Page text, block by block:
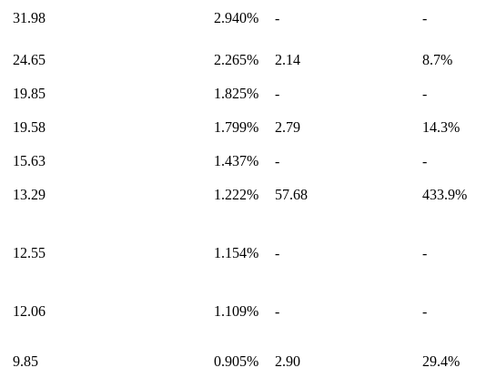
31.98 2.940% - -
24.65 2.265% 2.14 8.7%
19.85 1.825% - -
19.58 1.799% 2.79 14.3%
15.63 1.437% - -
13.29 1.222% 57.68 433.9%
12.55 1.154% - -
12.06 1.109% - -
9.85 0.905% 2.90 29.4%